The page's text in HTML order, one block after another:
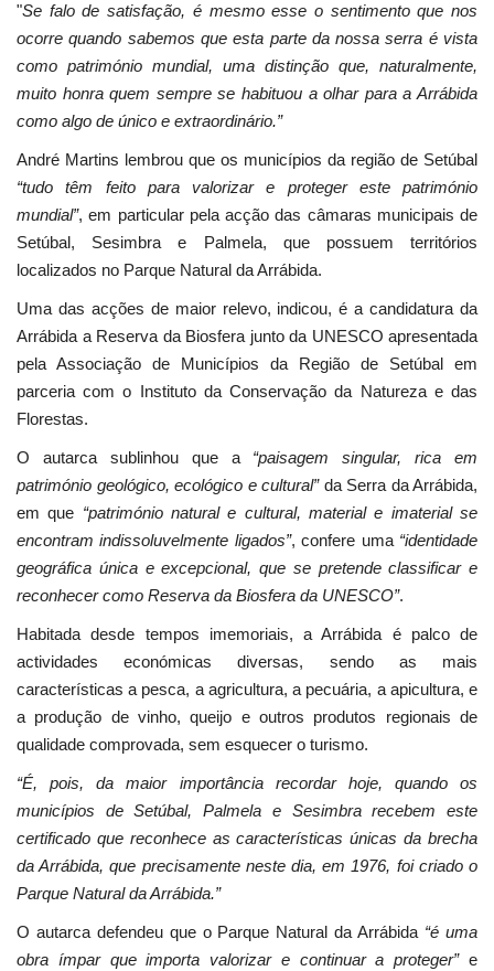
"Se falo de satisfação, é mesmo esse o sentimento que nos
ocorre quando sabemos que esta parte da nossa serra é vista
como património mundial, uma distinção que, naturalmente,
muito honra quem sempre se habituou a olhar para a Arrábida
como algo de único e extraordinário.”
André Martins lembrou que os municípios da região de Setúbal
“tudo têm feito para valorizar e proteger este património
mundial”, em particular pela acção das câmaras municipais de
Setúbal, Sesimbra e Palmela, que possuem territórios
localizados no Parque Natural da Arrábida.
Uma das acções de maior relevo, indicou, é a candidatura da
Arrábida a Reserva da Biosfera junto da UNESCO apresentada
pela Associação de Municípios da Região de Setúbal em
parceria com o Instituto da Conservação da Natureza e das
Florestas.
O autarca sublinhou que a “paisagem singular, rica em
património geológico, ecológico e cultural” da Serra da Arrábida,
em que “património natural e cultural, material e imaterial se
encontram indissoluvelmente ligados”, confere uma “identidade
geográfica única e excepcional, que se pretende classificar e
reconhecer como Reserva da Biosfera da UNESCO”.
Habitada desde tempos imemoriais, a Arrábida é palco de
actividades económicas diversas, sendo as mais
características a pesca, a agricultura, a pecuária, a apicultura, e
a produção de vinho, queijo e outros produtos regionais de
qualidade comprovada, sem esquecer o turismo.
“É, pois, da maior importância recordar hoje, quando os
municípios de Setúbal, Palmela e Sesimbra recebem este
certificado que reconhece as características únicas da brecha
da Arrábida, que precisamente neste dia, em 1976, foi criado o
Parque Natural da Arrábida.”
O autarca defendeu que o Parque Natural da Arrábida “é uma
obra ímpar que importa valorizar e continuar a proteger”e